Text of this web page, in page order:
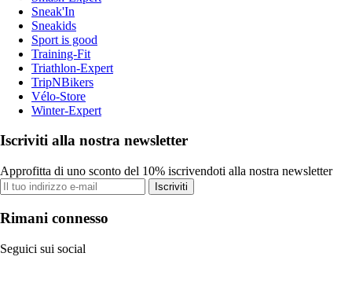
Sneak'In
Sneakids
Sport is good
Training-Fit
Triathlon-Expert
TripNBikers
Vélo-Store
Winter-Expert
Iscriviti alla nostra newsletter
Approfitta di uno sconto del 10% iscrivendoti alla nostra newsletter
Iscriviti
Rimani connesso
Seguici sui social